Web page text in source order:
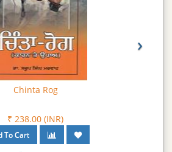
Chinta Rog
₹ 238.00 (INR)
›